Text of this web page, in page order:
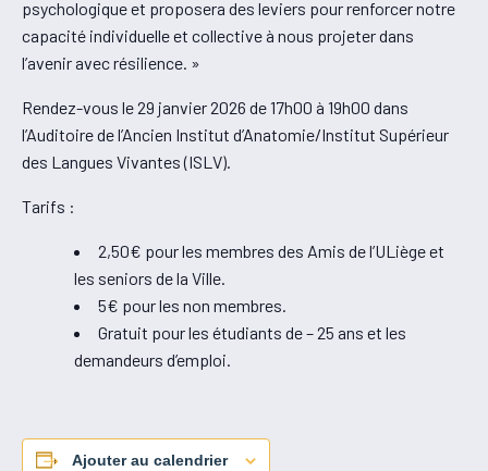
psychologique et proposera des leviers pour renforcer notre
capacité individuelle et collective à nous projeter dans
l’avenir avec résilience. »
Rendez-vous le 29 janvier 2026 de 17h00 à 19h00 dans
l’Auditoire de l’Ancien Institut d’Anatomie/Institut Supérieur
des Langues Vivantes (ISLV).
Tarifs :
2,50€ pour les membres des Amis de l’ULiège et
les seniors de la Ville.
5€ pour les non membres.
Gratuit pour les étudiants de – 25 ans et les
demandeurs d’emploi.
Ajouter au calendrier